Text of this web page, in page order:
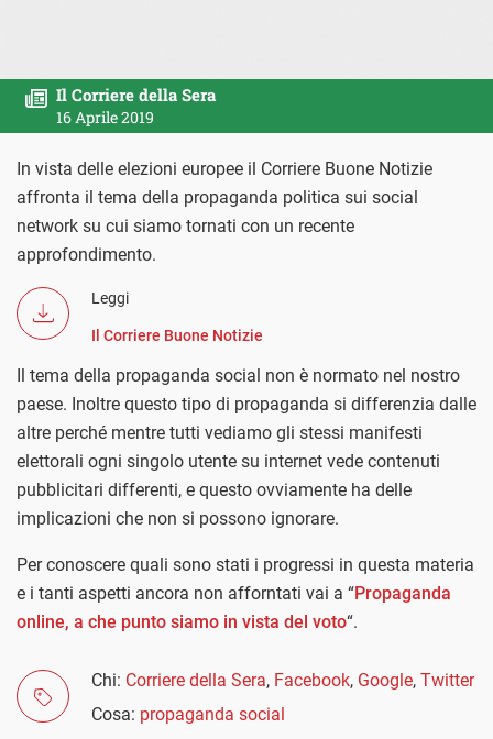
Il Corriere della Sera
16 Aprile 2019
In vista delle elezioni europee il Corriere Buone Notizie
affronta il tema della propaganda politica sui social
network su cui siamo tornati con un recente
approfondimento.
Leggi
Il Corriere Buone Notizie
Il tema della propaganda social non è normato nel nostro
paese. Inoltre questo tipo di propaganda si differenzia dalle
altre perché mentre tutti vediamo gli stessi manifesti
elettorali ogni singolo utente su internet vede contenuti
pubblicitari differenti, e questo ovviamente ha delle
implicazioni che non si possono ignorare.
Per conoscere quali sono stati i progressi in questa materia
e i tanti aspetti ancora non afforntati vai a “Propaganda
online, a che punto siamo in vista del voto“.
Chi: Corriere della Sera, Facebook, Google, Twitter
Cosa: propaganda social